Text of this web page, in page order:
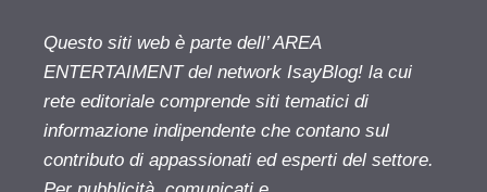
Questo siti web è parte dell’ AREA
ENTERTAIMENT del network IsayBlog! la cui
rete editoriale comprende siti tematici di
informazione indipendente che contano sul
contributo di appassionati ed esperti del settore.